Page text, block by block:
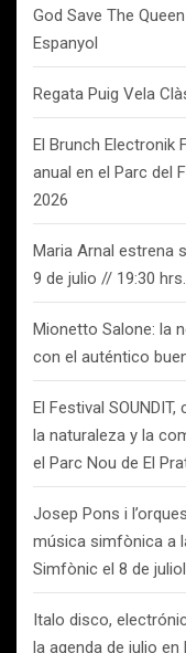
God Save The
Espanyol
Regata Puig Vela
El Brunch Electronik
anual en el Parc del
2026
Maria Arnal estrena
9 de julio // 19:30 hrs.
Mionetto Salone: la
con el auténtico
El Festival
la naturaleza y la
el Parc Nou de El
Josep Pons i
música simfònica a
Simfònic el 8 de juliol
Italo disco,
la agenda de julio en